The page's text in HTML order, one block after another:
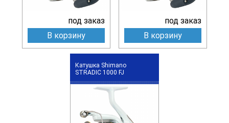
под заказ
В корзину
под заказ
В корзину
Катушка Shimano
STRADIC 1000 FJ